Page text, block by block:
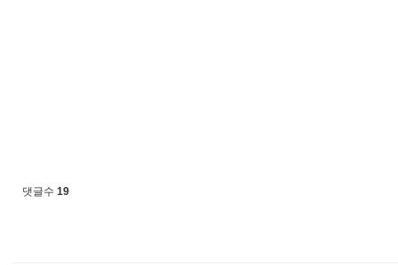
댓글수 19